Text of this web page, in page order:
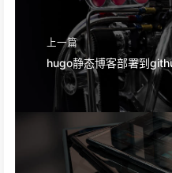
上一篇
hugo静态博客部署到